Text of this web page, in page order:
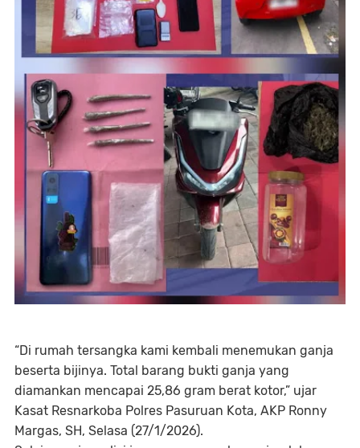
“Di rumah tersangka kami kembali menemukan ganja
beserta bijinya. Total barang bukti ganja yang
diamankan mencapai 25,86 gram berat kotor,” ujar
Kasat Resnarkoba Polres Pasuruan Kota, AKP Ronny
Margas, SH, Selasa (27/1/2026).